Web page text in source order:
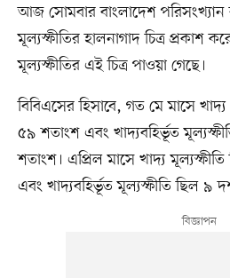
আজ সোমবার বাংলাদেশ পরিসংখ্যান
মূল্যস্ফীতির হালনাগাদ চিত্র প্রকাশ
মূল্যস্ফীতির এই চিত্র পাওয়া গেছে।
বিবিএসের হিসাবে, গত মে মাসে
৫৯ শতাংশ এবং খাদ্যবহির্ভূত
শতাংশ। এপ্রিল মাসে খাদ্য
এবং খাদ্যবহির্ভূত মূল্যস্ফীতি ছিল ৯